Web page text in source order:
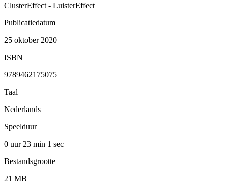
ClusterEffect - LuisterEffect
Publicatiedatum
25 oktober 2020
ISBN
9789462175075
Taal
Nederlands
Speelduur
0 uur 23 min 1 sec
Bestandsgrootte
21 MB